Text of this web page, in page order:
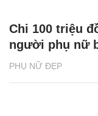
PHỤ NỮ ĐẸP
Chi 100 triệu
người phụ nữ